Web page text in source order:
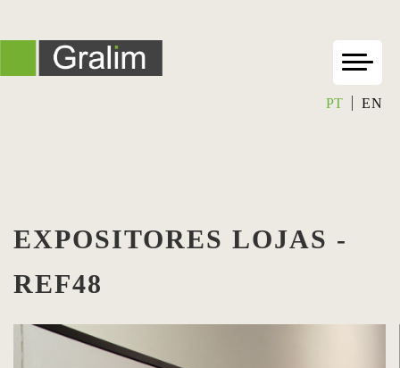
PT EN
EXPOSITORES LOJAS -
REF48